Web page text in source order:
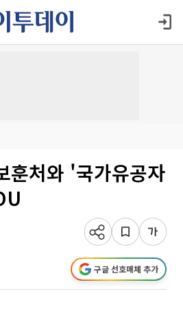
훈처와 '국가유공자
구글 선호매체 추가